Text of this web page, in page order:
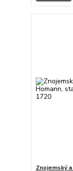
Znojemský